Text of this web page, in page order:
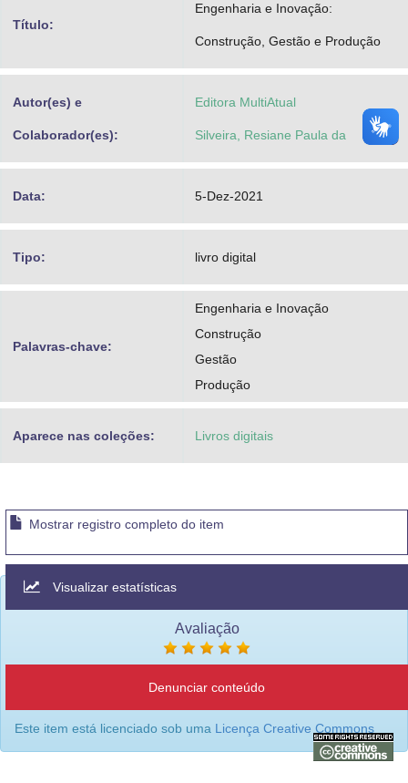
Banco Central do Brasil
Título:
Engenharia e Inovação:
Construção, Gestão e Produção
Autor(es) e
Colaborador(es):
Editora MultiAtual
Silveira, Resiane Paula da
Data: 5-Dez-2021
Tipo: livro digital
Palavras-chave:
Engenharia e Inovação
Construção
Gestão
Produção
Aparece nas coleções: Livros digitais
Mostrar registro completo do item
Visualizar estatísticas
Avaliação
Denunciar conteúdo
Este item está licenciado sob uma Licença Creative Commons